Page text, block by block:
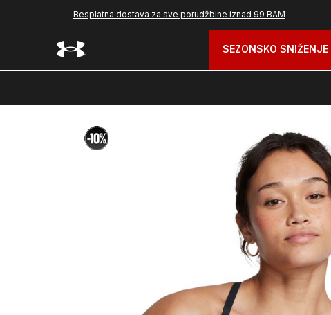
Besplatna dostava za sve porudžbine iznad 99 BAM
SEZONSKO SNIŽENJE